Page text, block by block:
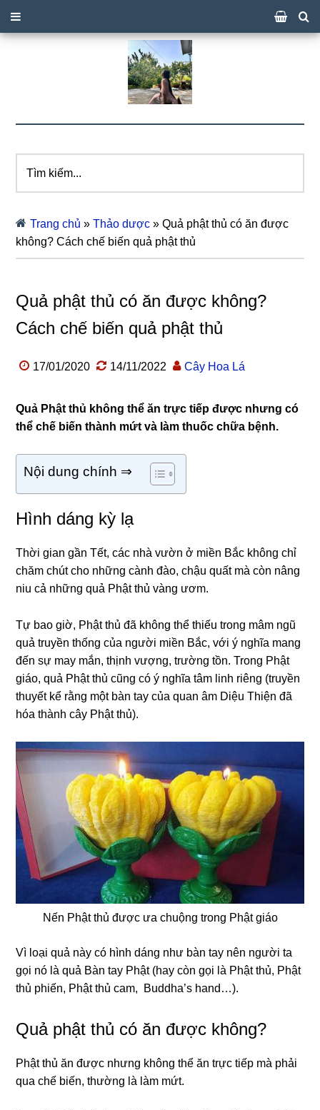
kiếm...
Trang chủ »Thảo dược »Quả phật thủ có ăn được
không? Cách chế biến quả phật thủ
Quả phật thủ có ăn được không?
Cách chế biến quả phật thủ
17/01/2020 14/11/2022 Cây Hoa Lá
Quả Phật thủ không thể ăn trực tiếp được nhưng có
thể chế biến thành mứt và làm thuốc chữa bệnh.
Nội dung chính ⇒
Hình dáng kỳ lạ
Thời gian gần Tết, các nhà vườn ở miền Bắc không chỉ
chăm chút cho những cành đào, chậu quất mà còn nâng
niu cả những quả Phật thủ vàng ươm.
Tự bao giờ, Phật thủ đã không thể thiếu trong mâm ngũ
quả truyền thống của người miền Bắc, với ý nghĩa mang
đến sự may mắn, thịnh vượng, trường tồn. Trong Phật
giáo, quả Phật thủ cũng có ý nghĩa tâm linh riêng (truyền
thuyết kể rằng một bàn tay của quan âm Diệu Thiện đã
hóa thành cây Phật thủ).
Nến Phật thủ được ưa chuộng trong Phật giáo
Vì loại quả này có hình dáng như bàn tay nên người ta
gọi nó là quả Bàn tay Phật (hay còn gọi là Phật thủ, Phật
thủ phiến, Phật thủ cam, Buddha’s hand…).
Quả phật thủ có ăn được không?
Phật thủ ăn được nhưng không thể ăn trực tiếp mà phải
qua chế biến, thường là làm mứt.